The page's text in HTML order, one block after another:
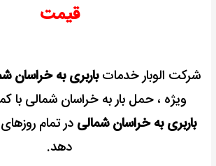
قیمت
شرکت الوبار خدماتباربری به خراسان
ویژه ، حمل بار به خراسان شمالی با
باربری به خراسان شمالی در تمام
دهد.